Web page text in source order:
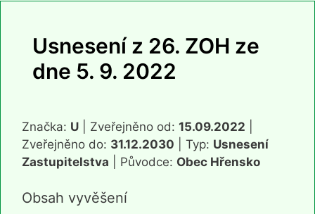
Usnesení z 26. ZOH ze
dne 5. 9. 2022
Značka: U | Zveřejněno od: 15.09.2022
Zveřejněno do: 31.12.2030 | Typ: Usnesení
Zastupitelstva | Původce: Obec Hřensko
Obsah vyvěšení